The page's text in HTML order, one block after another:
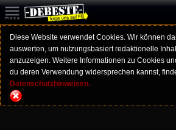
Diese Website verwendet Cookies. Wir können
auswerten, um nutzungsbasiert redaktionelle
anzuzeigen. Weitere Informationen zu Cookies
du deren Verwendung widersprechen kannst,
Datenschutzhinweisen.